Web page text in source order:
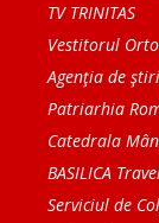
TV TRINITAS
Vestitorul
Agenţia de ştiri
Patriarhia
Catedrala
BASILICA
Serviciul de